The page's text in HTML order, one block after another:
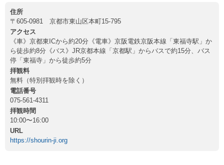
住所
〒605-0981 京都市東山区本町15-795
アクセス
《車》京都東ICから約20分《電車》京阪電鉄京阪本線「東福寺駅」か
ら徒歩約8分《バス》JR京都本線「京都駅」からバスで約15分、バス
停「東福寺」から徒歩約5分
拝観料
無料（特別拝観時を除く）
電話番号
075-561-4311
拝観時間
10:00〜16:00
URL
https://shourin-ji.org